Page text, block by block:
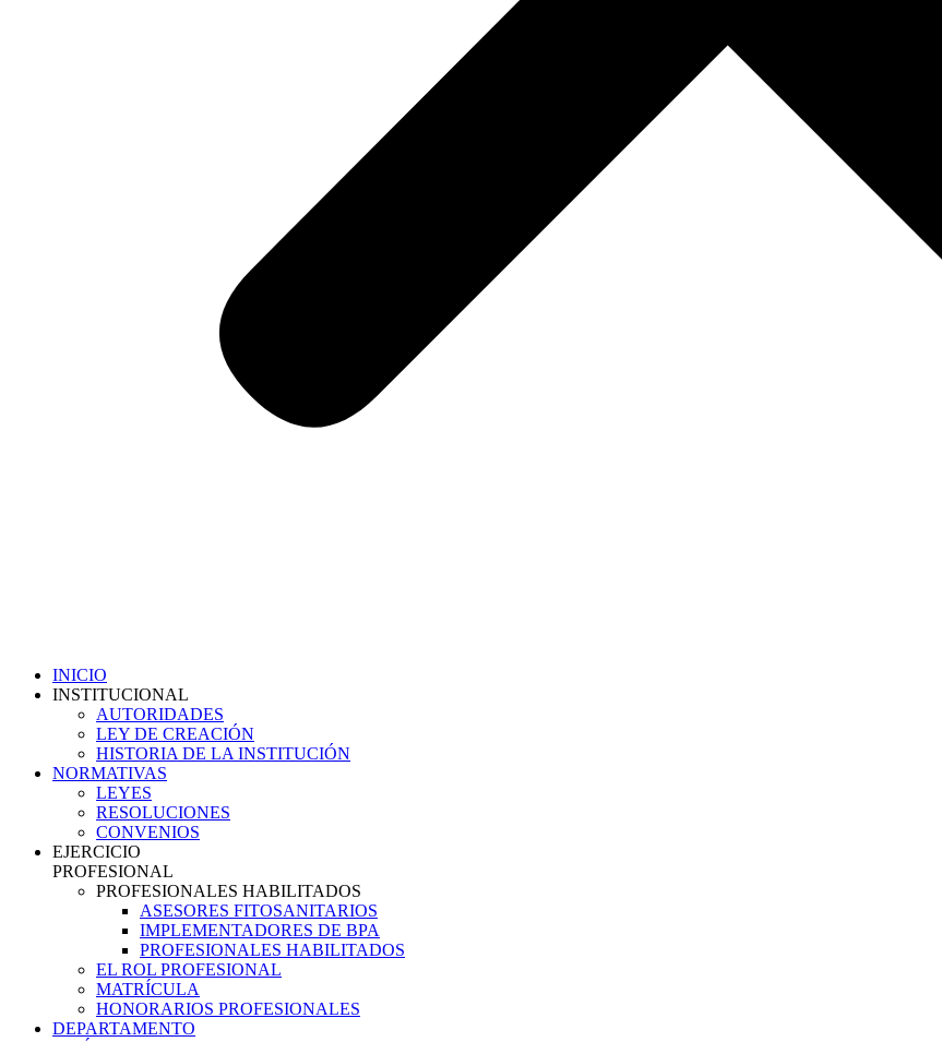
INICIO
INSTITUCIONAL
AUTORIDADES
LEY DE CREACIÓN
HISTORIA DE LA INSTITUCIÓN
NORMATIVAS
LEYES
RESOLUCIONES
CONVENIOS
EJERCICIO
PROFESIONAL
PROFESIONALES HABILITADOS
ASESORES FITOSANITARIOS
IMPLEMENTADORES DE BPA
PROFESIONALES HABILITADOS
EL ROL PROFESIONAL
MATRÍCULA
HONORARIOS PROFESIONALES
DEPARTAMENTO